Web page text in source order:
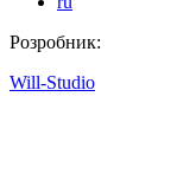
Розробник:
Will-Studio